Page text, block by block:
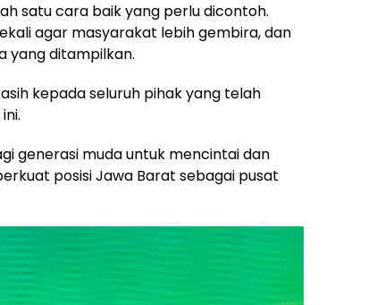
satu cara baik yang perlu dicontoh.
agar masyarakat lebih gembira, dan
yang ditampilkan.
kepada seluruh pihak yang telah
generasi muda untuk mencintai dan
posisi Jawa Barat sebagai pusat